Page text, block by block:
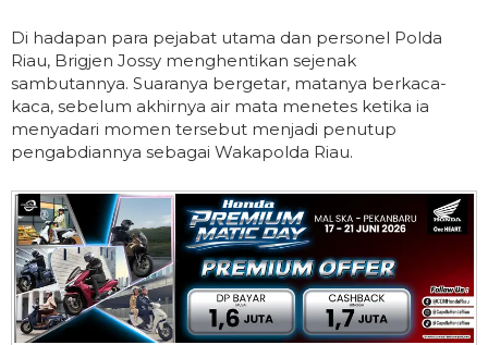
Di hadapan para pejabat utama dan personel Polda
Riau, Brigjen Jossy menghentikan sejenak
sambutannya. Suaranya bergetar, matanya berkaca-
kaca, sebelum akhirnya air mata menetes ketika ia
menyadari momen tersebut menjadi penutup
pengabdiannya sebagai Wakapolda Riau.